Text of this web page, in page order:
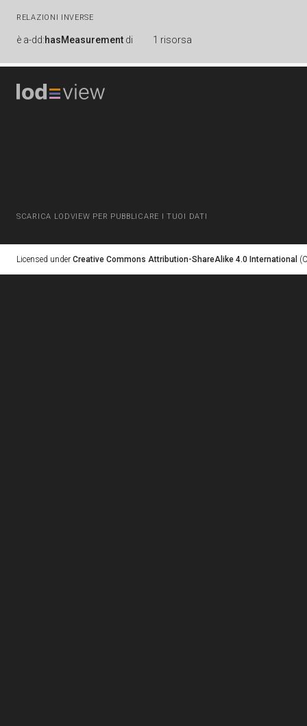
RELAZIONI INVERSE
è a-dd:hasMeasurement di 1 risorsa
SCARICA LODVIEW PER PUBBLICARE I TUOI DATI
Licensed under Creative Commons Attribution-ShareAlike 4.0 International